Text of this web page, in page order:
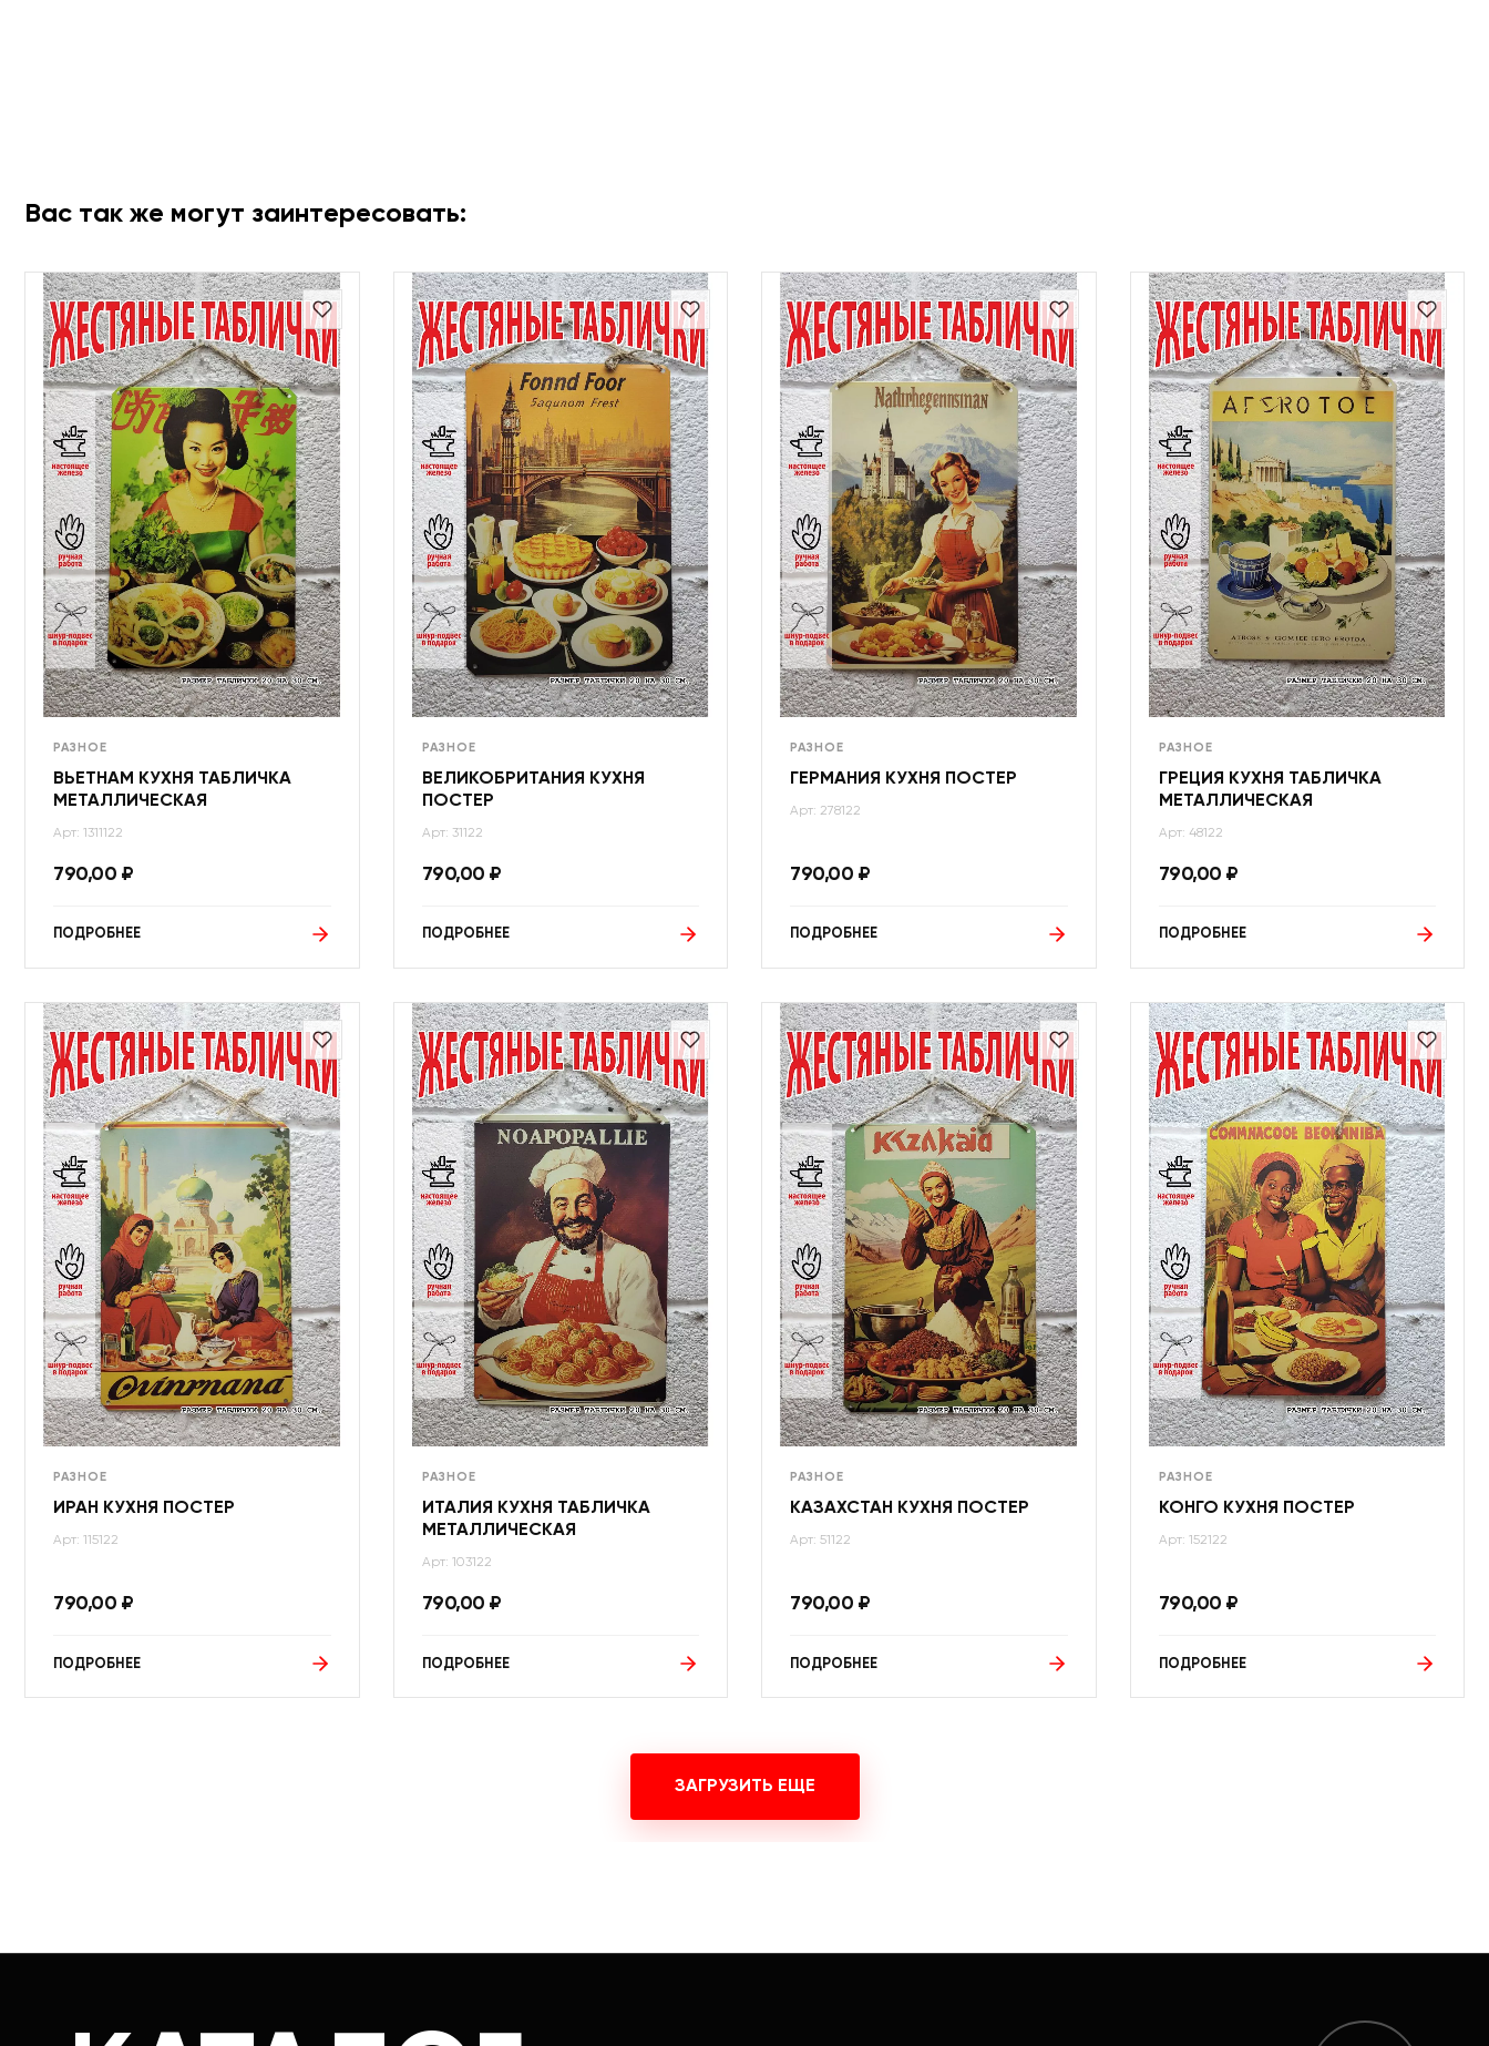
Вас так же могут заинтересовать:
РАЗНОЕ
ВЬЕТНАМ КУХНЯ ТАБЛИЧКА
МЕТАЛЛИЧЕСКАЯ
Арт: 1311122
790,00 ₽
ПОДРОБНЕЕ
РАЗНОЕ
ВЕЛИКОБРИТАНИЯ КУХНЯ
ПОСТЕР
Арт: 31122
790,00 ₽
ПОДРОБНЕЕ
РАЗНОЕ
ГЕРМАНИЯ КУХНЯ ПОСТЕР
Арт: 278122
790,00 ₽
ПОДРОБНЕЕ
РАЗНОЕ
ГРЕЦИЯ КУХНЯ ТАБЛИЧКА
МЕТАЛЛИЧЕСКАЯ
Арт: 48122
790,00 ₽
ПОДРОБНЕЕ
РАЗНОЕ
ИРАН КУХНЯ ПОСТЕР
Арт: 115122
790,00 ₽
ПОДРОБНЕЕ
РАЗНОЕ
ИТАЛИЯ КУХНЯ ТАБЛИЧКА
МЕТАЛЛИЧЕСКАЯ
Арт: 103122
790,00 ₽
ПОДРОБНЕЕ
РАЗНОЕ
КАЗАХСТАН КУХНЯ ПОСТЕР
Арт: 51122
790,00 ₽
ПОДРОБНЕЕ
РАЗНОЕ
КОНГО КУХНЯ ПОСТЕР
Арт: 152122
790,00 ₽
ПОДРОБНЕЕ
ЗАГРУЗИТЬ ЕЩЕ